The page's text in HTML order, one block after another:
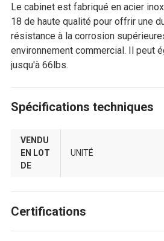
Le cabinet est fabriqué en acier
18 de haute qualité pour offrir une
résistance à la corrosion
environnement commercial. Il peut
jusqu'à 66lbs.
Spécifications techniques
VENDU
EN LOT
DE
UNITÉ
Certifications